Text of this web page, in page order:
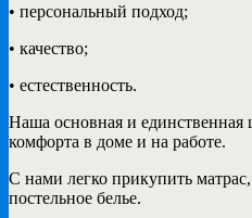
• персональный подход;
• качество;
• естественность.
Наша основная и
комфорта в доме и на работе.
С нами легко прикупить
постельное белье.